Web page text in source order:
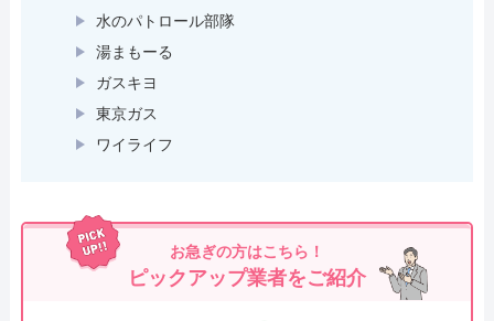
水のパトロール部隊
湯まもーる
ガスキヨ
東京ガス
ワイライフ
お急ぎの方はこちら！
ピックアップ業者をご紹介